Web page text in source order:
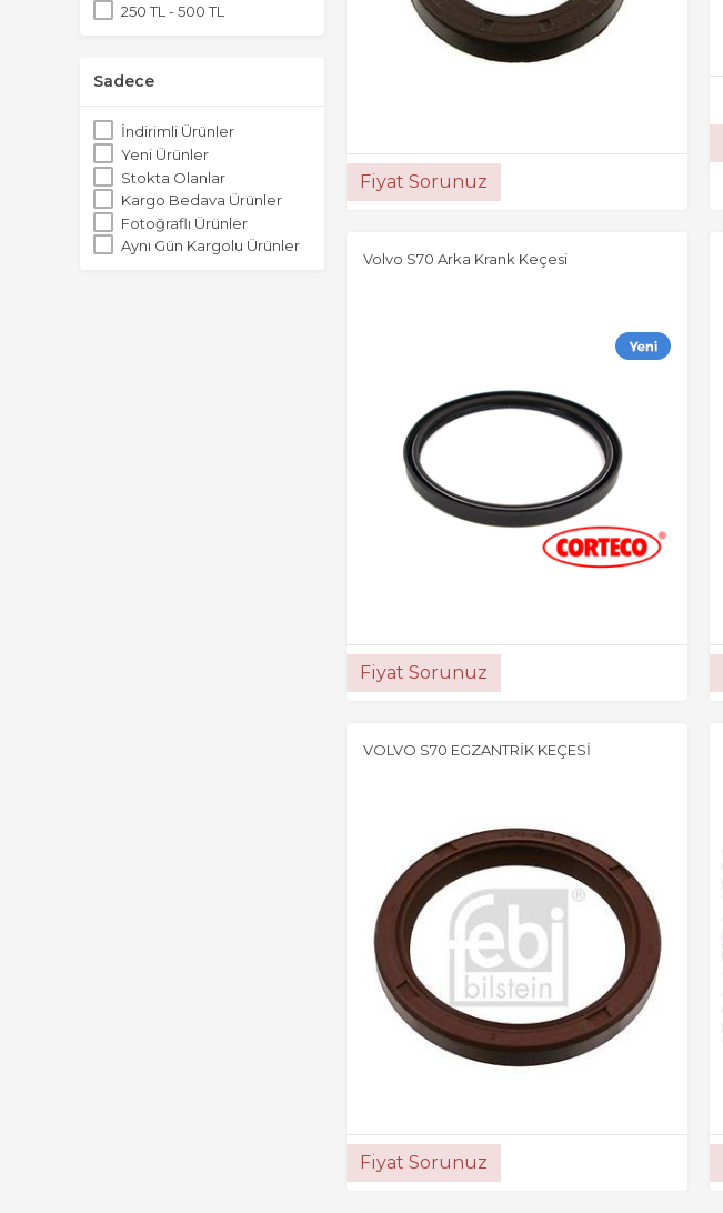
250 TL - 500 TL
Sadece
İndirimli Ürünler
Yeni Ürünler
Stokta Olanlar
Kargo Bedava Ürünler
Fotoğraflı Ürünler
Aynı Gün Kargolu Ürünler
Fiyat Sorunuz
Volvo S70 Arka Krank Keçesi
Fiyat Sorunuz
VOLVO S70 EGZANTRİK KEÇESİ
Fiyat Sorunuz